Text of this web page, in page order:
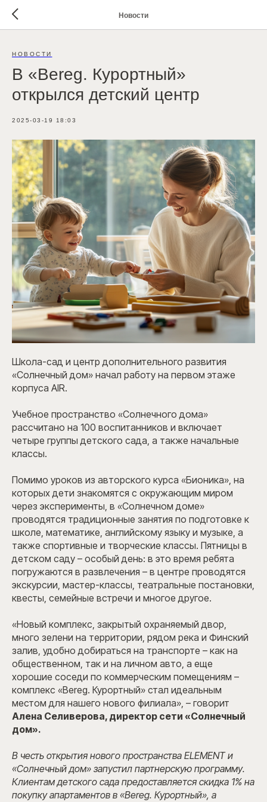
Новости
НОВОСТИ
B «Bereg. Курортный»
открылся детский центр
2025-03-19 18:03
Школа-сад и центр дополнительного развития
«Солнечный дом» начал работу на первом этаже
корпуса AIR.
Учебное пространство «Солнечного дома»
рассчитано на 100 воспитанников и включает
четыре группы детского сада, а также начальные
классы.
Помимо уроков из авторского курса «Бионика», на
которых дети знакомятся с окружающим миром
через эксперименты, в «Солнечном доме»
проводятся традиционные занятия по подготовке к
школе, математике, английскому языку и музыке, а
также спортивные и творческие классы. Пятницы в
детском саду – особый день: в это время ребята
погружаются в развлечения – в центре проводятся
экскурсии, мастер-классы, театральные постановки,
квесты, семейные встречи и многое другое.
«Новый комплекс, закрытый охраняемый двор,
много зелени на территории, рядом река и Финский
залив, удобно добираться на транспорте – как на
общественном, так и на личном авто, а еще
хорошие соседи по коммерческим помещениям –
комплекс «Bereg. Курортный» стал идеальным
местом для нашего нового филиала», – говорит
Алена Селиверова, директор сети «Солнечный
дом».
В честь открытия нового пространства ELEMENT и
«Солнечный дом» запустил партнерскую программу.
Клиентам детского сада предоставляется скидка 1% на
покупку апартаментов в «Bereg. Курортный», а